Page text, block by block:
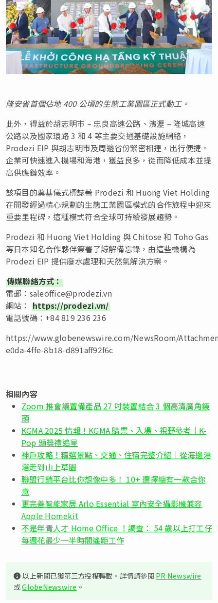
隆安省首個佔地 400 公頃的生態工業園區正式動工。
此外，得益於胡志明市 – 忠良高速公路、濱瀝 – 隆城高速
公路以及國家環路 3 和 4 等主要交通基礎設施網絡，
Prodezi EIP 與胡志明市及周邊省份緊密相連，出行便捷。
企業可快速進入機場和海港，獲益良多，從而降低成本並提
高供應鏈效率。
該項目的奠基儀式標誌著 Prodezi 和 Huong Viet Holding
在開發經過精心規劃的生態工業園區模式的合作旅程中迎來
重要里程碑，這種模式符合全球可持續發展趨勢。
Prodezi 和 Huong Viet Holding 與 Chitose 和 Toho Gas
等日本知名合作夥伴簽署了諒解備忘錄，由這些機構為
Prodezi EIP 提供廢水處理和天然氣解決方案。
傳媒聯絡方式：
電郵： saleoffice@prodezi.vn
網站： https://prodezi.vn/
電話號碼：+84 819 236 236
https://www.globenewswire.com/NewsRoom/
e0da-4ffe-8b18-d891aff92f6c
相關內容
Zoom 推會議置備產品 27 吋裝置結合 3 個高清廣角鏡
頭
KGMA 2025 情報！KGMA 購票、入場、視野參考｜K-
Pop 頒獎禮追星
神戶攻略！精選景點、交通、住宿完整介紹｜從海邊港
塔走到山上草園
聯盟行銷平台比你想像中多！ 10+ 選擇總有一款合你
意
更完善智能家居 Arlo Essential 室內安全攝影機兼容
Apple Homekit
不是年青人才 Home Office ！調查： 54 歲以上打工仔
每週花最少一半時間遙距工作
以上新聞已獲第三方授權轉載。詳情請參閱PR Newswire
或GlobeNewswire 。